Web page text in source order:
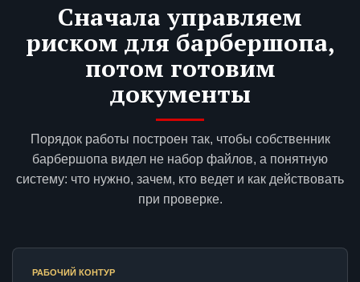
Сначала управляем
риском для барбершопа,
потом готовим
документы
Порядок работы построен так, чтобы собственник
барбершопа видел не набор файлов, а понятную
систему: что нужно, зачем, кто ведет и как действовать
при проверке.
РАБОЧИЙ КОНТУР